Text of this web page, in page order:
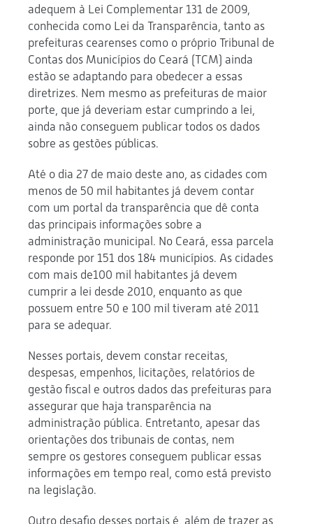
adequem à Lei Complementar 131 de 2009,
conhecida como Lei da Transparência, tanto as
prefeituras cearenses como o próprio Tribunal de
Contas dos Municípios do Ceará (TCM) ainda
estão se adaptando para obedecer a essas
diretrizes. Nem mesmo as prefeituras de maior
porte, que já deveriam estar cumprindo a lei,
ainda não conseguem publicar todos os dados
sobre as gestões públicas.
Até o dia 27 de maio deste ano, as cidades com
menos de 50 mil habitantes já devem contar
com um portal da transparência que dê conta
das principais informações sobre a
administração municipal. No Ceará, essa parcela
responde por 151 dos 184 municípios. As cidades
com mais de100 mil habitantes já devem
cumprir a lei desde 2010, enquanto as que
possuem entre 50 e 100 mil tiveram até 2011
para se adequar.
Nesses portais, devem constar receitas,
despesas, empenhos, licitações, relatórios de
gestão fiscal e outros dados das prefeituras para
assegurar que haja transparência na
administração pública. Entretanto, apesar das
orientações dos tribunais de contas, nem
sempre os gestores conseguem publicar essas
informações em tempo real, como está previsto
na legislação.
Outro desafio desses portais é, além de trazer as